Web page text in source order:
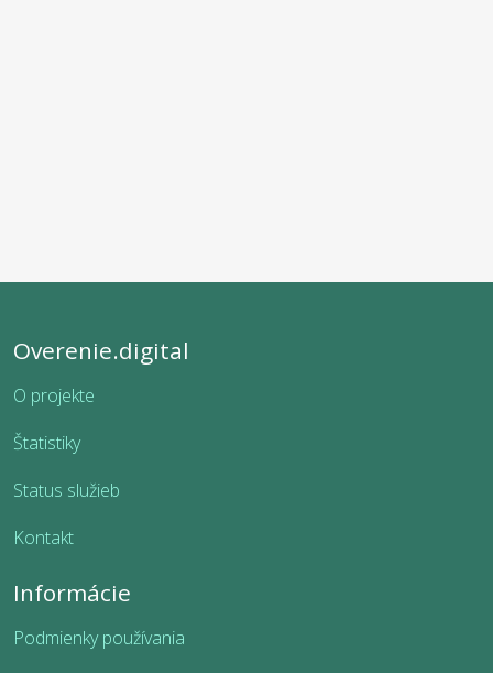
Overenie.digital
O projekte
Štatistiky
Status služieb
Kontakt
Informácie
Podmienky používania